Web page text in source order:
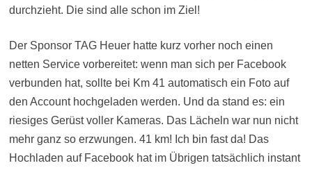
durchzieht. Die sind alle schon im Ziel!
Der Sponsor TAG Heuer hatte kurz vorher noch einen
netten Service vorbereitet: wenn man sich per Facebook
verbunden hat, sollte bei Km 41 automatisch ein Foto auf
den Account hochgeladen werden. Und da stand es: ein
riesiges Gerüst voller Kameras. Das Lächeln war nun nicht
mehr ganz so erzwungen. 41 km! Ich bin fast da! Das
Hochladen auf Facebook hat im Übrigen tatsächlich instant